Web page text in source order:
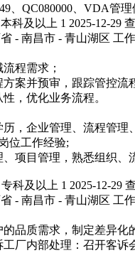
、QC080000、VDA管
本科及以上 1 2025-12-29
- 南昌市 - 青山湖区 工
程需求；
案并预审，跟踪管控流
，优化业务流程。
，企业管理、流程管理
位工作经验;
项目管理，熟悉组织、
专科及以上 1 2025-12-29
- 南昌市 - 青山湖区 工
品质需求，制定差异化
厂内部处理：召开客诉